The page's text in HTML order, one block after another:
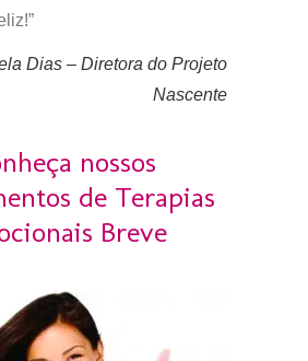
Dias – Diretora do Projeto
Nascente
nossos
de Terapias
Breve